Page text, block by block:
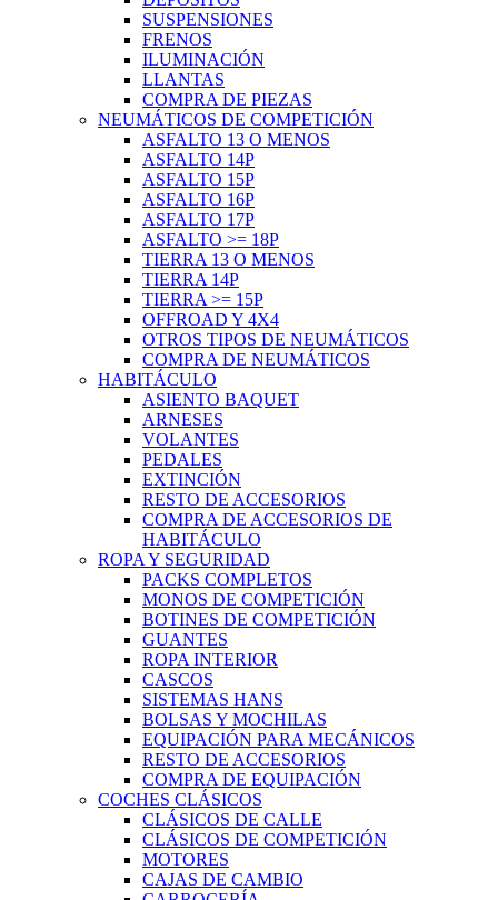
SUSPENSIONES
FRENOS
ILUMINACIÓN
LLANTAS
COMPRA DE PIEZAS
NEUMÁTICOS DE COMPETICIÓN
ASFALTO 13 O MENOS
ASFALTO 14P
ASFALTO 15P
ASFALTO 16P
ASFALTO 17P
ASFALTO >= 18P
TIERRA 13 O MENOS
TIERRA 14P
TIERRA >= 15P
OFFROAD Y 4X4
OTROS TIPOS DE NEUMÁTICOS
COMPRA DE NEUMÁTICOS
HABITÁCULO
ASIENTO BAQUET
ARNESES
VOLANTES
PEDALES
EXTINCIÓN
RESTO DE ACCESORIOS
COMPRA DE ACCESORIOS DE
HABITÁCULO
ROPA Y SEGURIDAD
PACKS COMPLETOS
MONOS DE COMPETICIÓN
BOTINES DE COMPETICIÓN
GUANTES
ROPA INTERIOR
CASCOS
SISTEMAS HANS
BOLSAS Y MOCHILAS
EQUIPACIÓN PARA MECÁNICOS
RESTO DE ACCESORIOS
COMPRA DE EQUIPACIÓN
COCHES CLÁSICOS
CLÁSICOS DE CALLE
CLÁSICOS DE COMPETICIÓN
MOTORES
CAJAS DE CAMBIO